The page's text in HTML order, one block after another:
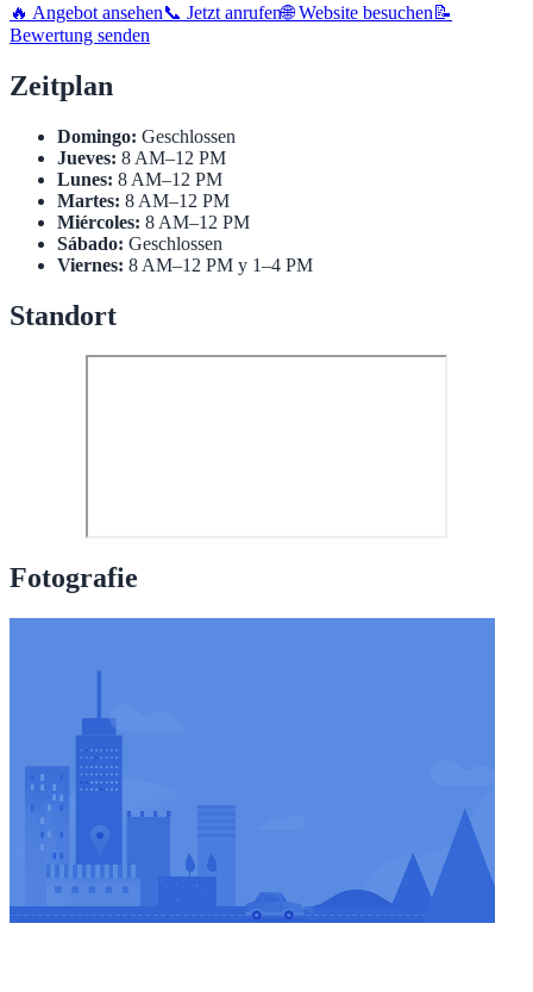
🔥 Angebot ansehen📞 Jetzt anrufen🌐 Website besuchen 📝
Bewertung senden
Zeitplan
Domingo: Geschlossen
Jueves: 8 AM–12 PM
Lunes: 8 AM–12 PM
Martes: 8 AM–12 PM
Miércoles: 8 AM–12 PM
Sábado: Geschlossen
Viernes: 8 AM–12 PM y 1–4 PM
Standort
Fotografie